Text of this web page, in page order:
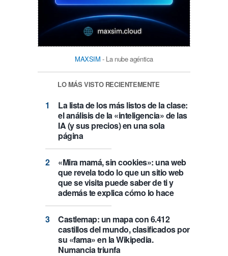
MAXSIM - La nube agéntica
LO MÁS VISTO RECIENTEMENTE
La lista de los más listos de la clase:
el análisis de la «inteligencia» de las
IA (y sus precios) en una sola
página
«Mira mamá, sin cookies»: una web
que revela todo lo que un sitio web
que se visita puede saber de ti y
además te explica cómo lo hace
Castlemap: un mapa con 6.412
castillos del mundo, clasificados por
su «fama» en la Wikipedia.
Numancia triunfa